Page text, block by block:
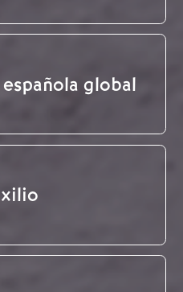
global